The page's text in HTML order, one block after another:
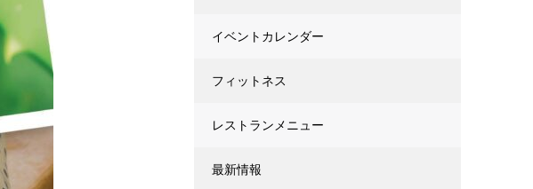
イベントカレンダー
フィットネス
レストランメニュー
最新情報